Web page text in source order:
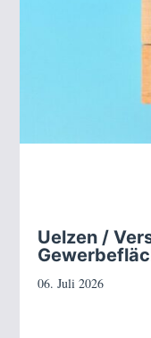
Uelzen /
06. Juli 2026